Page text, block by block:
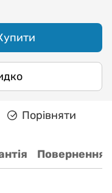
Порівняти
Повернення